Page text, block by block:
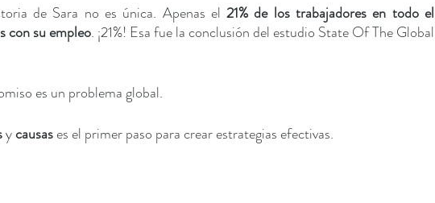
de Sara no es única. Apenas el 21% de los trabajadores en todo el
con su empleo. ¡21%! Esa fue la conclusión del estudio State Of The Global
es un problema global.
y causas es el primer paso para crear estrategias efectivas.